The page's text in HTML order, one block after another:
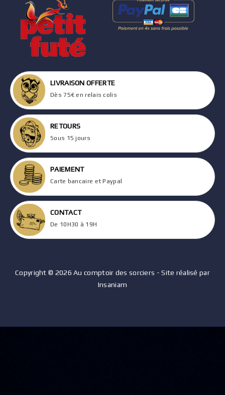
LIVRAISON OFFERTE
Dès 75€ en relais colis
RETOURS
Sous 15 jours
PAIEMENT
Carte bancaire et Paypal
CONTACT
De 10H30 à 19H
Copyright © 2026 Au comptoir des sorciers - Site réalisé par
Insaniam